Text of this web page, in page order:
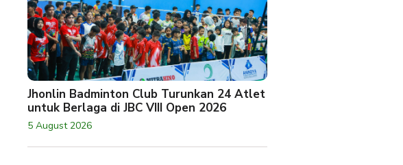
Jhonlin Badminton Club Turunkan 24 Atlet
untuk Berlaga di JBC VIII Open 2026
5 August 2026